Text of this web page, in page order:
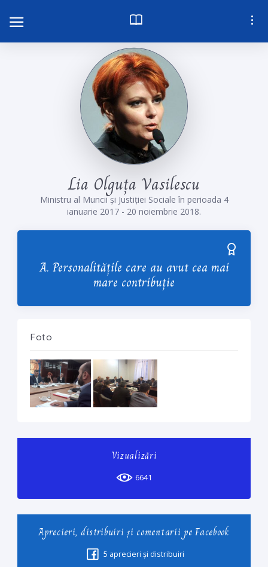
Lia Olguța Vasilescu
Ministru al Muncii și Justiției Sociale în perioada 4
ianuarie 2017 - 20 noiembrie 2018.
A. Personalitățile care au avut cea mai
mare contribuție
Foto
Vizualizări
6641
Aprecieri, distribuiri și comentarii pe Facebook
5 aprecieri și distribuiri